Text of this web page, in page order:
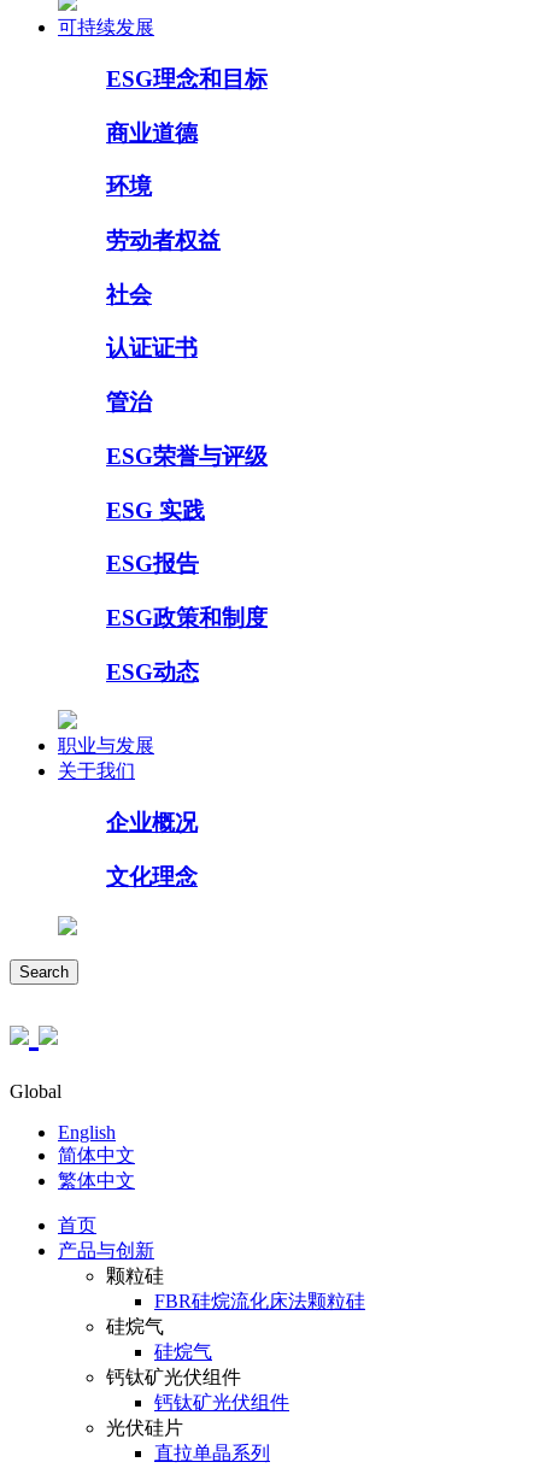
可持续发展
ESG理念和目标
商业道德
环境
劳动者权益
社会
认证证书
管治
ESG荣誉与评级
ESG 实践
ESG报告
ESG政策和制度
ESG动态
职业与发展
关于我们
企业概况
文化理念
Search
Global
English
简体中文
繁体中文
首页
产品与创新
颗粒硅
FBR硅烷流化床法颗粒硅
硅烷气
硅烷气
钙钛矿光伏组件
钙钛矿光伏组件
光伏硅片
直拉单晶系列